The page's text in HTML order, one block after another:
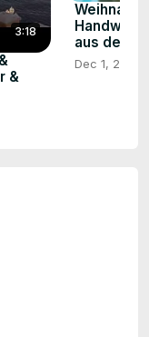
3:18
&
aus den
Dec 1, 2025